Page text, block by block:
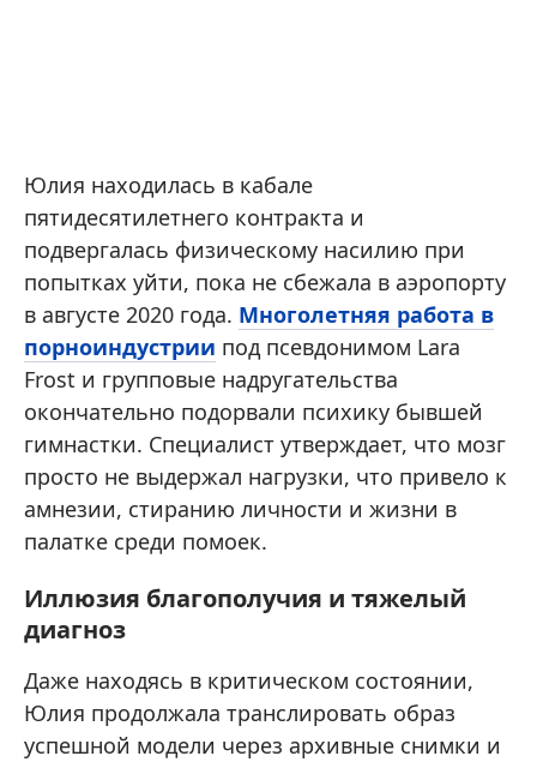
Юлия находилась в кабале
пятидесятилетнего контракта и
подвергалась физическому насилию при
попытках уйти, пока не сбежала в аэропорту
в августе 2020 года. Многолетняя работа в
порноиндустрии под псевдонимом Lara
Frost и групповые надругательства
окончательно подорвали психику бывшей
гимнастки. Специалист утверждает, что мозг
просто не выдержал нагрузки, что привело к
амнезии, стиранию личности и жизни в
палатке среди помоек.
Иллюзия благополучия и тяжелый
диагноз
Даже находясь в критическом состоянии,
Юлия продолжала транслировать образ
успешной модели через архивные снимки и